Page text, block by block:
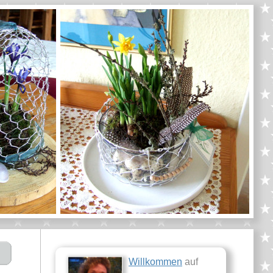
Willkommen auf